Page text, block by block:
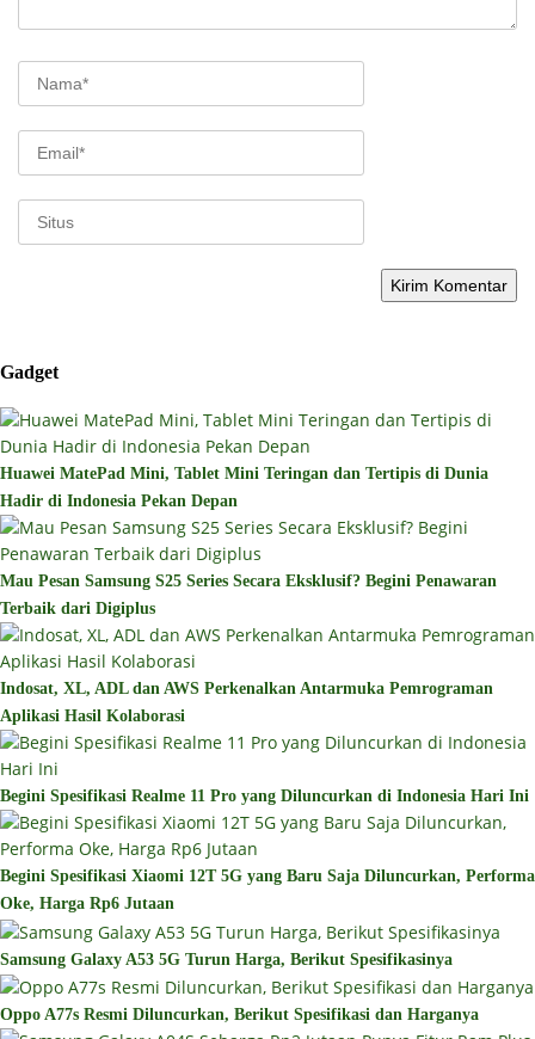
Gadget
Huawei MatePad Mini, Tablet Mini Teringan dan Tertipis di Dunia
Hadir di Indonesia Pekan Depan
Mau Pesan Samsung S25 Series Secara Eksklusif? Begini Penawaran
Terbaik dari Digiplus
Indosat, XL, ADL dan AWS Perkenalkan Antarmuka Pemrograman
Aplikasi Hasil Kolaborasi
Begini Spesifikasi Realme 11 Pro yang Diluncurkan di Indonesia Hari Ini
Begini Spesifikasi Xiaomi 12T 5G yang Baru Saja Diluncurkan, Performa
Oke, Harga Rp6 Jutaan
Samsung Galaxy A53 5G Turun Harga, Berikut Spesifikasinya
Oppo A77s Resmi Diluncurkan, Berikut Spesifikasi dan Harganya